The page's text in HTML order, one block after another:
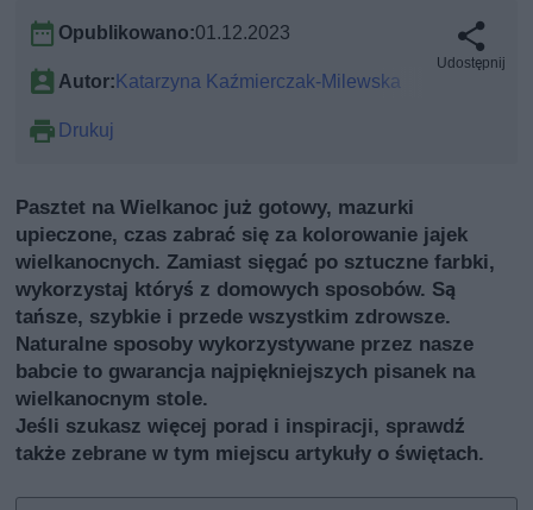
Opublikowano:01.12.2023
Autor:Katarzyna Kaźmierczak-Milewska
Drukuj
Udostępnij
Pasztet na Wielkanoc już gotowy, mazurki
upieczone, czas zabrać się za kolorowanie jajek
wielkanocnych. Zamiast sięgać po sztuczne farbki,
wykorzystaj któryś z domowych sposobów. Są
tańsze, szybkie i przede wszystkim zdrowsze.
Naturalne sposoby wykorzystywane przez nasze
babcie to gwarancja najpiękniejszych pisanek na
wielkanocnym stole.
Jeśli szukasz więcej porad i inspiracji, sprawdź
także zebrane w tym miejscu artykuły o świętach.